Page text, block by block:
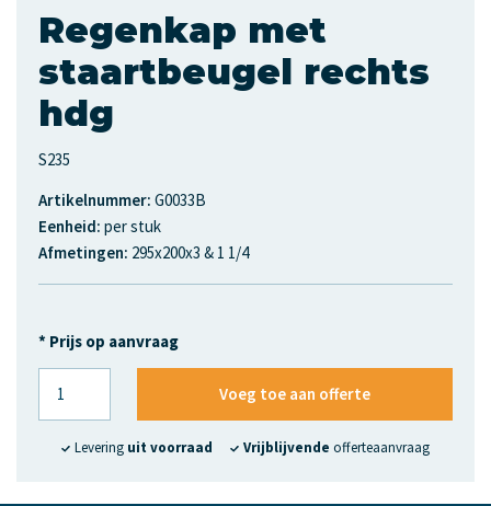
Regenkap met
staartbeugel rechts
hdg
S235
Artikelnummer: G0033B
Eenheid: per stuk
Afmetingen: 295x200x3 & 1 1/4
* Prijs op aanvraag
Voeg toe aan offerte
Levering uit voorraad Vrijblijvende offerteaanvraag